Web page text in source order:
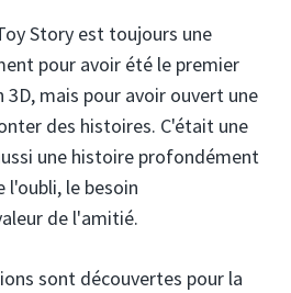
Story est toujours une
pour avoir été le premier
mais pour avoir ouvert une
des histoires. C'était une
une histoire profondément
l'oubli, le besoin
de l'amitié.
sont découvertes pour la